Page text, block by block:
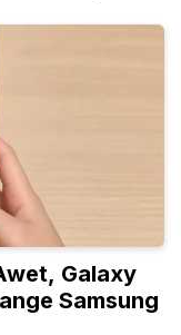
Galaxy
Samsung